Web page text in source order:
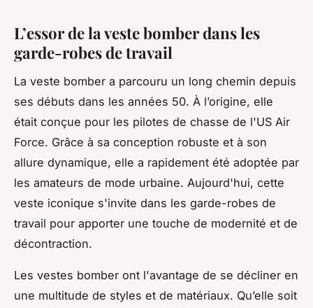
L’essor de la veste bomber dans les
garde-robes de travail
La veste bomber a parcouru un long chemin depuis
ses débuts dans les années 50. À l’origine, elle
était conçue pour les pilotes de chasse de l'US Air
Force. Grâce à sa conception robuste et à son
allure dynamique, elle a rapidement été adoptée par
les amateurs de mode urbaine. Aujourd'hui, cette
veste iconique s'invite dans les garde-robes de
travail pour apporter une touche de modernité et de
décontraction.
Les vestes bomber ont l'avantage de se décliner en
une multitude de styles et de matériaux. Qu’elle soit